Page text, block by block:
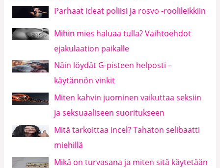
Parhaat ideat poliisi ja rosvo -roolileikkiin
Mihin mies haluaa tulla? Vaihtoehdot
ejakulaation paikalle
Näin löydät G-pisteen helposti –
käytännön vinkit
Miten kahvin juominen vaikuttaa seksiin
ja seksuaaliseen suoritukseen
Mitä tarkoittaa incel? Tahaton selibaatti
miehillä
Mikä on turvasana ja miten sitä käytetään